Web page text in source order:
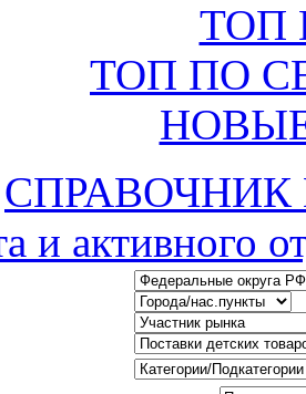
ТОП
ТОП ПО
и активного